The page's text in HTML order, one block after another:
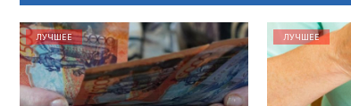
ЛУЧШЕЕ ЛУЧШЕЕ